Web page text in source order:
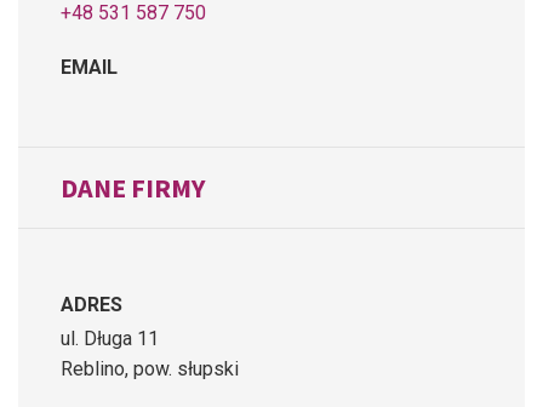
+48 531 587 750
EMAIL
DANE FIRMY
ADRES
ul. Długa 11
Reblino, pow. słupski